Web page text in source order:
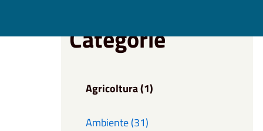
Categorie
Agricoltura (1)
Ambiente (31)